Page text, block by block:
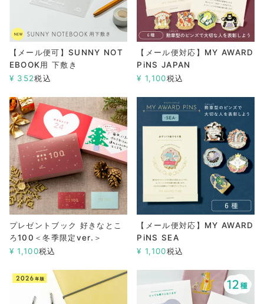
【メール便可】SUNNY NOT
EBOOK用 下敷き
¥ 352税込
【メール便対応】MY AWARD
PiNS JAPAN
¥ 1,100税込
プレゼントブック 好きなとこ
ろ100＜冬季限定ver.＞
¥ 1,100税込
【メール便対応】MY AWARD
PiNS SEA
¥ 1,100税込